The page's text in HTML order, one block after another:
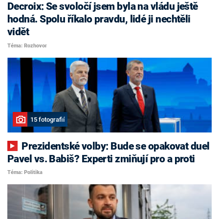
Decroix: Se svoločí jsem byla na vládu ještě
hodná. Spolu říkalo pravdu, lidé ji nechtěli
vidět
Téma: Rozhovor
15 fotografií
Pavel vs. Babiš? Experti zmiňují pro a proti
Téma: Politika